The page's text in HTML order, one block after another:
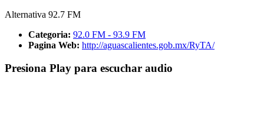
Alternativa 92.7 FM
Categoria: 92.0 FM - 93.9 FM
Pagina Web: http://aguascalientes.gob.mx/RyTA/
Presiona Play para escuchar audio